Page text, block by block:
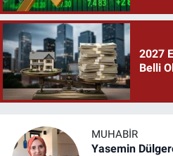
2027
Belli
MUHABIR
Yasemin